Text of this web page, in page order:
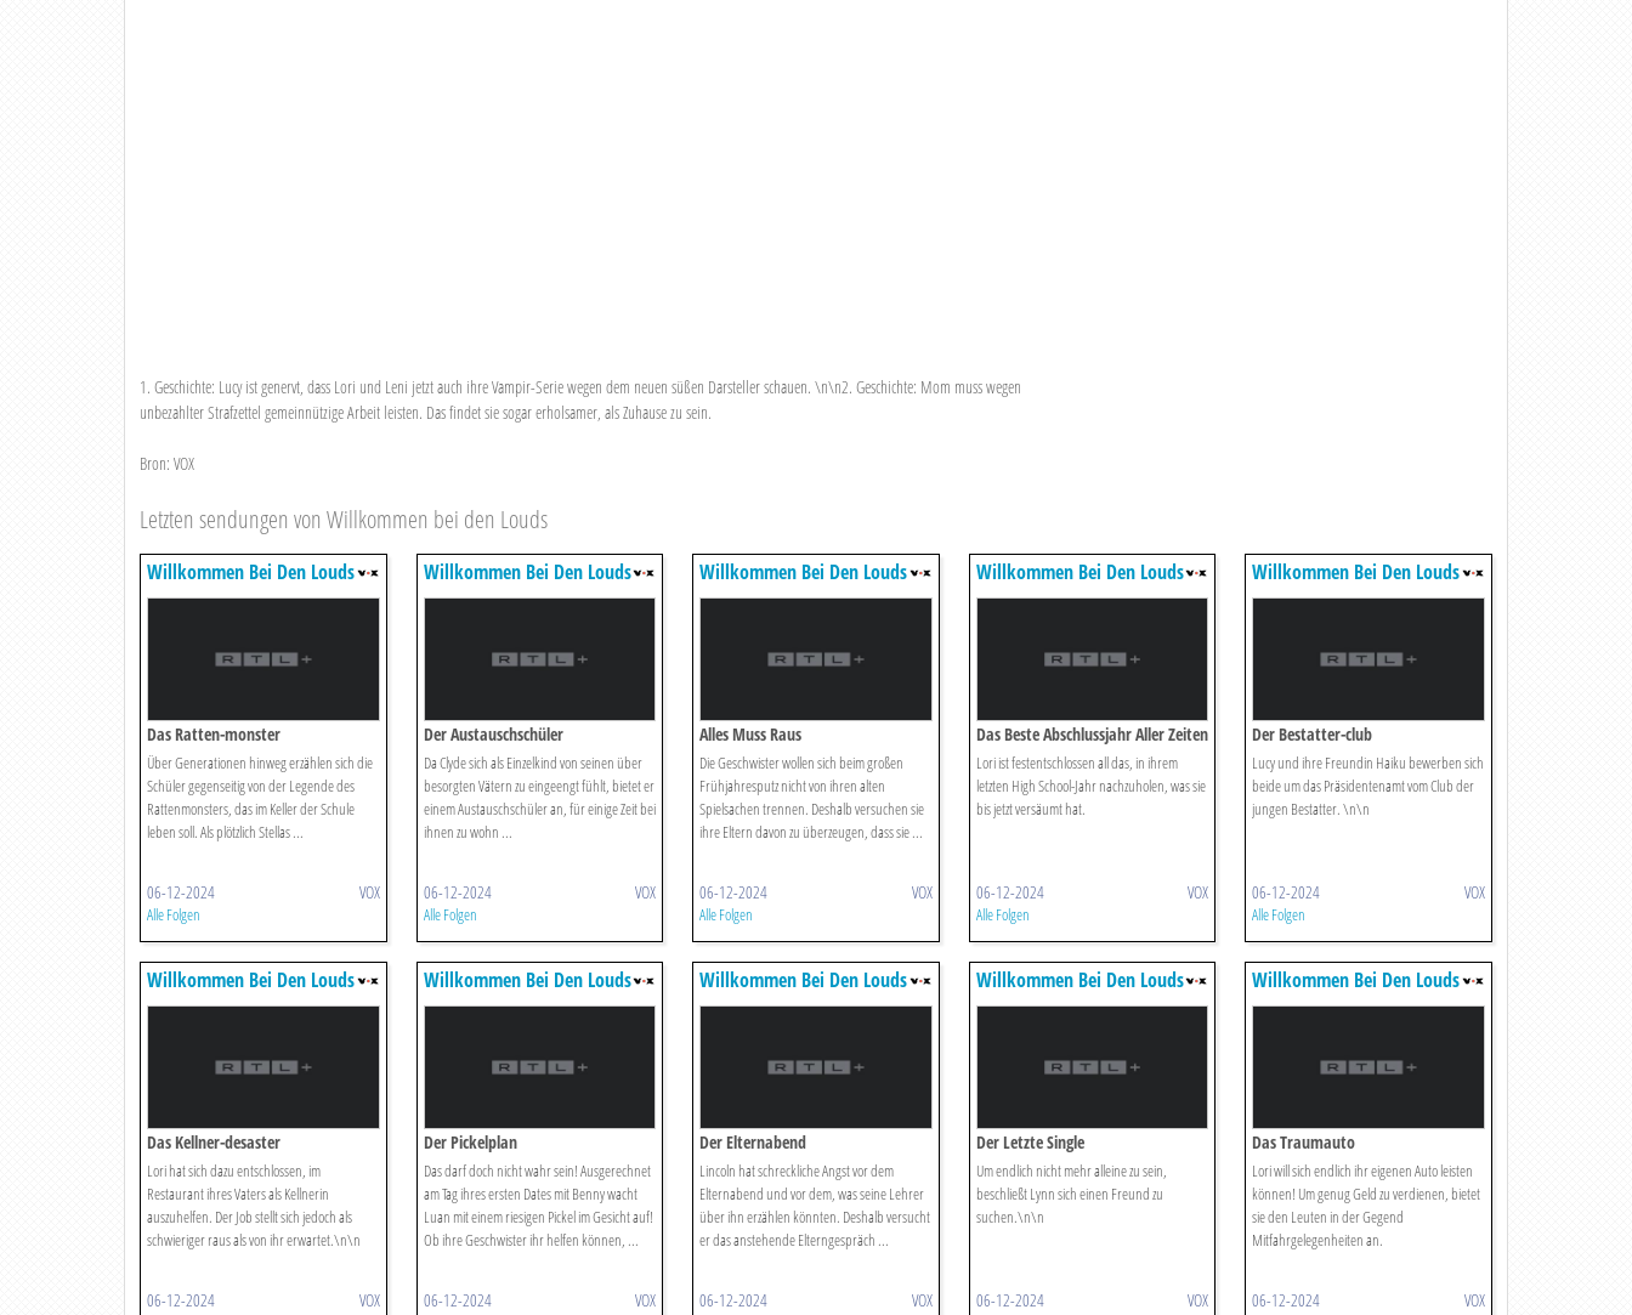
1. Geschichte: Lucy ist genervt, dass Lori und Leni jetzt auch ihre Vampir-Serie wegen dem neuen süßen Darsteller schauen. \n\n2. Geschichte: Mom muss wegen
unbezahlter Strafzettel gemeinnützige Arbeit leisten. Das findet sie sogar erholsamer, als Zuhause zu sein.
Bron: VOX
Letzten sendungen von Willkommen bei den Louds
Willkommen Bei Den Louds
Das Ratten-monster
Über Generationen hinweg erzählen sich die
Schüler gegenseitig von der Legende des
Rattenmonsters, das im Keller der Schule
leben soll. Als plötzlich Stellas ...
06-12-2024 VOX
Alle Folgen
Willkommen Bei Den Louds
Der Austauschschüler
Da Clyde sich als Einzelkind von seinen über
besorgten Vätern zu eingeengt fühlt, bietet er
einem Austauschschüler an, für einige Zeit bei
ihnen zu wohn ...
06-12-2024 VOX
Alle Folgen
Willkommen Bei Den Louds
Alles Muss Raus
Die Geschwister wollen sich beim großen
Frühjahresputz nicht von ihren alten
Spielsachen trennen. Deshalb versuchen sie
ihre Eltern davon zu überzeugen, dass sie ...
06-12-2024 VOX
Alle Folgen
Willkommen Bei Den Louds
Das Beste Abschlussjahr Aller Zeiten
Lori ist festentschlossen all das, in ihrem
letzten High School-Jahr nachzuholen, was sie
bis jetzt versäumt hat.
06-12-2024 VOX
Alle Folgen
Willkommen Bei Den Louds
Der Bestatter-club
Lucy und ihre Freundin Haiku bewerben sich
beide um das Präsidentenamt vom Club der
jungen Bestatter. \n\n
06-12-2024 VOX
Alle Folgen
Willkommen Bei Den Louds
Das Kellner-desaster
Lori hat sich dazu entschlossen, im
Restaurant ihres Vaters als Kellnerin
auszuhelfen. Der Job stellt sich jedoch als
schwieriger raus als von ihr erwartet.\n\n
06-12-2024 VOX
Willkommen Bei Den Louds
Der Pickelplan
Das darf doch nicht wahr sein! Ausgerechnet
am Tag ihres ersten Dates mit Benny wacht
Luan mit einem riesigen Pickel im Gesicht auf!
Ob ihre Geschwister ihr helfen können, ...
06-12-2024 VOX
Willkommen Bei Den Louds
Der Elternabend
Lincoln hat schreckliche Angst vor dem
Elternabend und vor dem, was seine Lehrer
über ihn erzählen könnten. Deshalb versucht
er das anstehende Elterngespräch ...
06-12-2024 VOX
Willkommen Bei Den Louds
Der Letzte Single
Um endlich nicht mehr alleine zu sein,
beschließt Lynn sich einen Freund zu
suchen.\n\n
06-12-2024 VOX
Willkommen Bei Den Louds
Das Traumauto
Lori will sich endlich ihr eigenen Auto leisten
können! Um genug Geld zu verdienen, bietet
sie den Leuten in der Gegend
Mitfahrgelegenheiten an.
06-12-2024 VOX